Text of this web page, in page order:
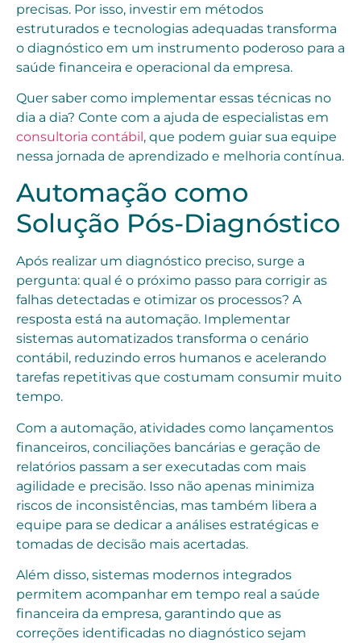
precisas. Por isso, investir em métodos
estruturados e tecnologias adequadas transforma
o diagnóstico em um instrumento poderoso para a
saúde financeira e operacional da empresa.
Quer saber como implementar essas técnicas no
dia a dia? Conte com a ajuda de especialistas em
consultoria contábil, que podem guiar sua equipe
nessa jornada de aprendizado e melhoria contínua.
Automação como
Solução Pós-Diagnóstico
Após realizar um diagnóstico preciso, surge a
pergunta: qual é o próximo passo para corrigir as
falhas detectadas e otimizar os processos? A
resposta está na automação. Implementar
sistemas automatizados transforma o cenário
contábil, reduzindo erros humanos e acelerando
tarefas repetitivas que costumam consumir muito
tempo.
Com a automação, atividades como lançamentos
financeiros, conciliações bancárias e geração de
relatórios passam a ser executadas com mais
agilidade e precisão. Isso não apenas minimiza
riscos de inconsistências, mas também libera a
equipe para se dedicar a análises estratégicas e
tomadas de decisão mais acertadas.
Além disso, sistemas modernos integrados
permitem acompanhar em tempo real a saúde
financeira da empresa, garantindo que as
correções identificadas no diagnóstico sejam